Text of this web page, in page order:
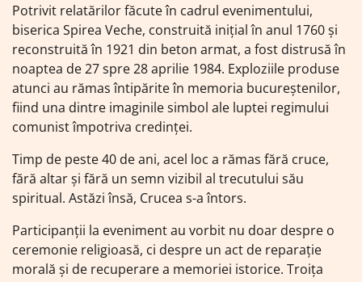
Potrivit relatărilor făcute în cadrul evenimentului,
biserica Spirea Veche, construită inițial în anul 1760 și
reconstruită în 1921 din beton armat, a fost distrusă în
noaptea de 27 spre 28 aprilie 1984. Exploziile produse
atunci au rămas întipărite în memoria bucureștenilor,
fiind una dintre imaginile simbol ale luptei regimului
comunist împotriva credinței.
Timp de peste 40 de ani, acel loc a rămas fără cruce,
fără altar și fără un semn vizibil al trecutului său
spiritual. Astăzi însă, Crucea s-a întors.
Participanții la eveniment au vorbit nu doar despre o
ceremonie religioasă, ci despre un act de reparație
morală și de recuperare a memoriei istorice. Troița